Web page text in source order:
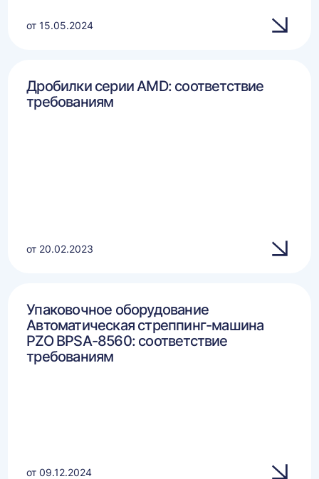
от 15.05.2024
Дробилки серии AMD: соответствие
требованиям
от 20.02.2023
Упаковочное оборудование
Автоматическая стреппинг-машина
PZO BPSA-8560: соответствие
требованиям
от 09.12.2024